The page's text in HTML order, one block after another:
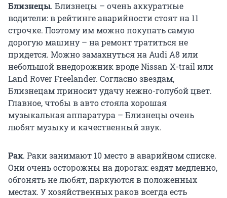
Близнецы. Близнецы – очень аккуратные
водители: в рейтинге аварийности стоят на 11
строчке. Поэтому им можно покупать самую
дорогую машину – на ремонт тратиться не
придется. Можно замахнуться на Audi A8 или
небольшой внедорожник вроде Nissan X-trail или
Land Rover Freelander. Согласно звездам,
Близнецам приносит удачу нежно-голубой цвет.
Главное, чтобы в авто стояла хорошая
музыкальная аппаратура – Близнецы очень
любят музыку и качественный звук.
Рак. Раки занимают 10 место в аварийном списке.
Они очень осторожны на дорогах: ездят медленно,
обгонять не любят, паркуются в положенных
местах. У хозяйственных раков всегда есть